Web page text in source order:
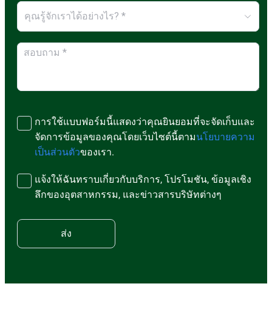
คุณรู้จักเราได้อย่างไร? *
การใช้แบบฟอร์มนี้แสดงว่าคุณยินยอมที่จะจัดเก็บและ
จัดการข้อมูลของคุณโดยเว็บไซต์นี้ตามนโยบายความ
เป็นส่วนตัวของเรา.
แจ้งให้ฉันทราบเกี่ยวกับบริการ, โปรโมชัน, ข้อมูลเชิง
ลึกของอุตสาหกรรม, และข่าวสารบริษัทต่างๆ
ส่ง